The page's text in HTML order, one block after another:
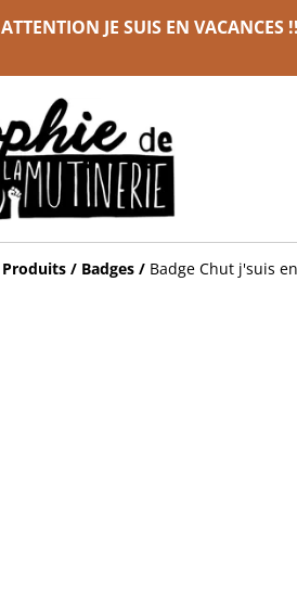
ATTENTION JE SUIS EN
Produits / Badges / Badge Chut j'suis